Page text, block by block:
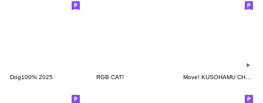
Dog100% 2025 RGB CAT! Move! KUSOHAMU CHAN